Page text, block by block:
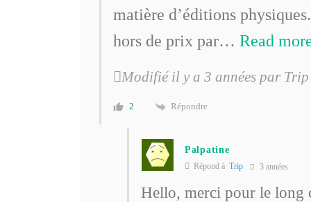
matière d’éditions
hors de prix par… Read
Modifié il y a 3 années par Trip
2 Répondre
Palpatine
Répond à Trip 3 années
Hello, merci pour le long